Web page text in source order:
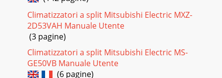
Climatizzatori a split Mitsubishi Electric MXZ-
2D53VAH Manuale Utente
(3 pagine)
Climatizzatori a split Mitsubishi Electric MS-
GE50VB Manuale Utente
(6 pagine)